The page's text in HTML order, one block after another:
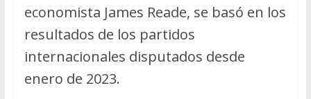
economista James Reade, se basó en los
resultados de los partidos
internacionales disputados desde
enero de 2023.